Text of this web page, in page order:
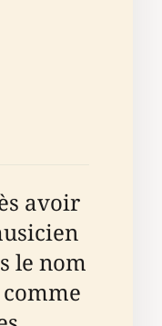
avoir
le nom